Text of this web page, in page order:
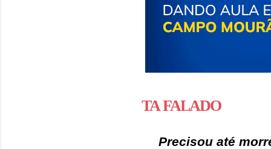
TA FALADO
Precisou até